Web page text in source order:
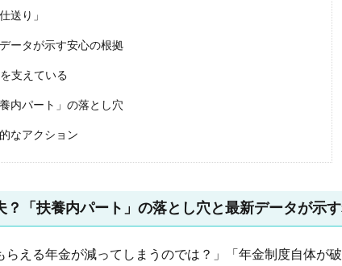
送り」
ータが示す安心の根拠
支えている
内パート」の落とし穴
なアクション
？「扶養内パート」の落とし穴と最新データが示
える年金が減ってしまうのでは？」「年金制度自体が